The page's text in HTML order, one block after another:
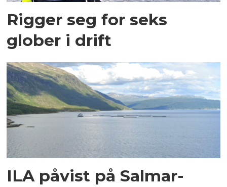
Rigger seg for seks
glober i drift
ILA påvist på Salmar-